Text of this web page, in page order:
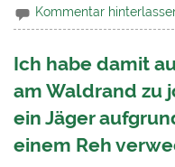
Kommentar
Ich habe damit
am Waldrand zu
ein Jäger
einem Reh